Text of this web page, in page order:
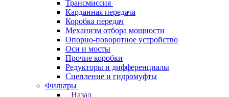
Трансмиссия
Карданная передача
Коробка передач
Механизм отбора мощности
Опорно-поворотное устройство
Оси и мосты
Прочие коробки
Редукторы и дифференциалы
Сцепление и гидромуфты
Фильтры
Назад